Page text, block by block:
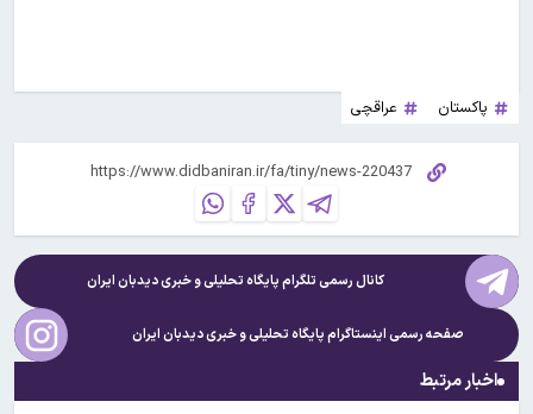
پاکستان عراقچی
کانال رسمی تلگرام پایگاه تحلیلی و خبریدیدبان ایران
صفحه رسمی اینستاگرام پایگاه تحلیلی و خبریدیدبان ایران
اخبار مرتبط